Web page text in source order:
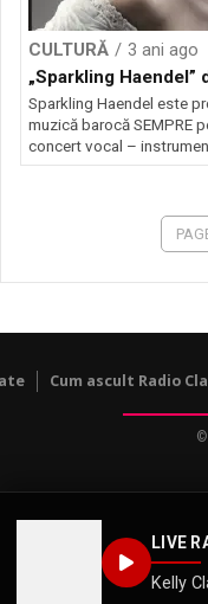
LIVE
CULTURĂ
3 ani ago
„Sparkling
​Sparkling Haendel este
muzică barocă SEMPRE
concert vocal –
Cum ascult Radio
©